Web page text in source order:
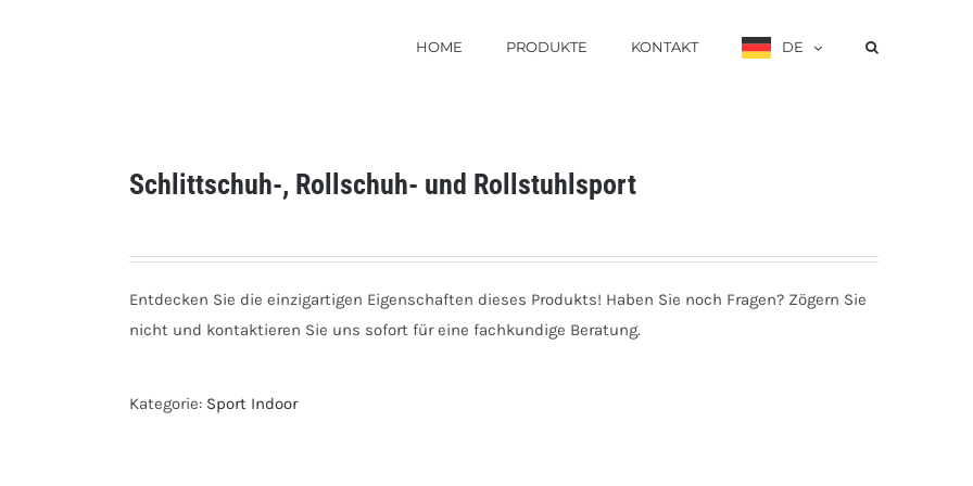
HOME PRODUKTE KONTAKT DE
Schlittschuh-, Rollschuh- und Rollstuhlsport
Entdecken Sie die einzigartigen Eigenschaften dieses Produkts! Haben Sie noch Fragen? Zögern Sie
nicht und kontaktieren Sie uns sofort für eine fachkundige Beratung.
Kategorie: Sport Indoor